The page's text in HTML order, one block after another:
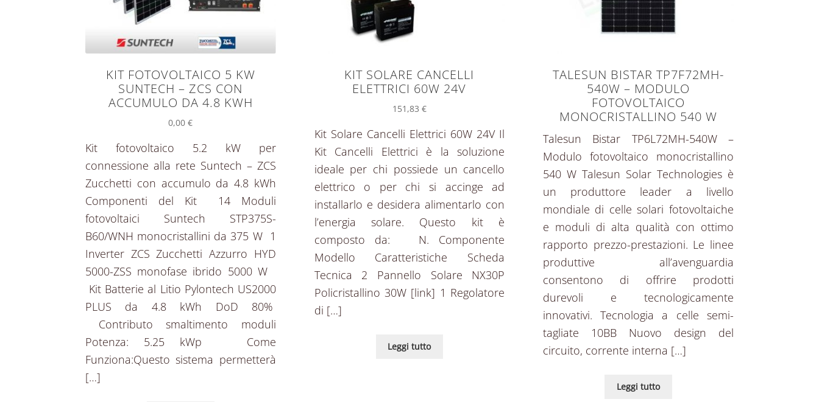
KIT FOTOVOLTAICO 5 KW
SUNTECH – ZCS CON
ACCUMULO DA 4.8 KWH
0,00€
Kit fotovoltaico 5.2 kW per
connessione alla rete Suntech – ZCS
Zucchetti con accumulo da 4.8 kWh
Componenti del Kit 14 Moduli
fotovoltaici Suntech STP375S-
B60/WNH monocristallini da 375 W 1
Inverter ZCS Zucchetti Azzurro HYD
5000-ZSS monofase ibrido 5000 W
Kit Batterie al Litio Pylontech US2000
PLUS da 4.8 kWh DoD 80%
Contributo smaltimento moduli
Potenza: 5.25 kWp Come
Funziona:Questo sistema permetterà
[…]
KIT SOLARE CANCELLI
ELETTRICI 60W 24V
151,83 €
Kit Solare Cancelli Elettrici 60W 24V Il
Kit Cancelli Elettrici è la soluzione
ideale per chi possiede un cancello
elettrico o per chi si accinge ad
installarlo e desidera alimentarlo con
l’energia solare. Questo kit è
composto da: N. Componente
Modello Caratteristiche Scheda
Tecnica 2 Pannello Solare NX30P
Policristallino 30W [link] 1 Regolatore
di […]
Leggi tutto
TALESUN BISTAR TP7F72MH-
540W – MODULO
FOTOVOLTAICO
MONOCRISTALLINO 540 W
Talesun Bistar TP6L72MH-540W –
Modulo fotovoltaico monocristallino
540 W Talesun Solar Technologies è
un produttore leader a livello
mondiale di celle solari fotovoltaiche
e moduli di alta qualità con ottimo
rapporto prezzo-prestazioni. Le linee
produttive all’avenguardia
consentono di offrire prodotti
durevoli e tecnologicamente
innovativi. Tecnologia a celle semi-
tagliate 10BB Nuovo design del
circuito, corrente interna […]
Leggi tutto